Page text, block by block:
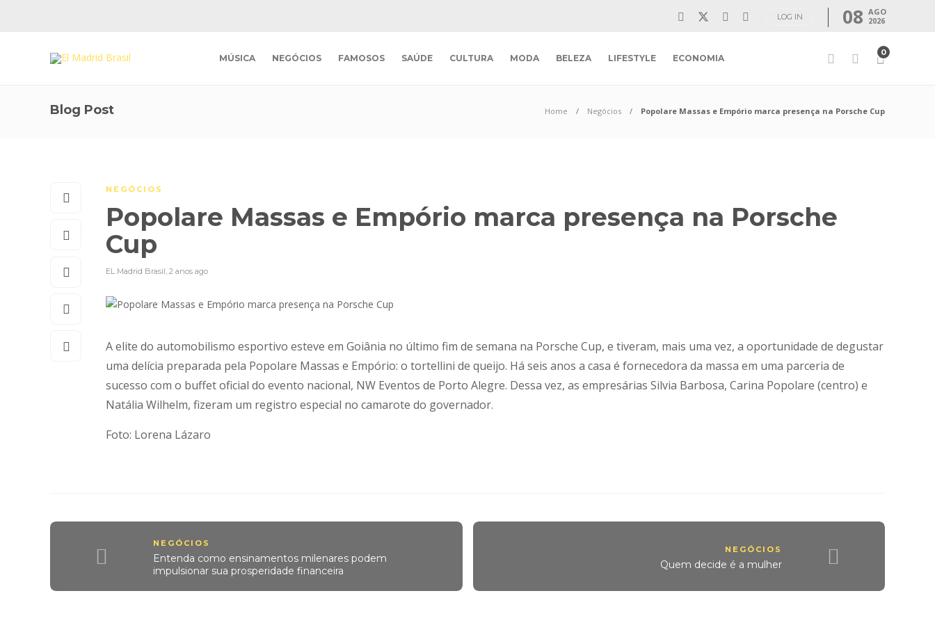
LOG IN 08 AGO
2026
MÚSICA NEGÓCIOS FAMOSOS SAÚDE CULTURA MODA BELEZA LIFESTYLE ECONOMIA
0
Blog Post Home Negócios Popolare Massas e Empório marca presença na Porsche Cup
NEGÓCIOS
Popolare Massas e Empório marca presença na Porsche
Cup
EL Madrid Brasil, 2 anos ago
A elite do automobilismo esportivo esteve em Goiânia no último fim de semana na Porsche Cup, e tiveram, mais uma vez, a oportunidade de degustar
uma delícia preparada pela Popolare Massas e Empório: o tortellini de queijo. Há seis anos a casa é fornecedora da massa em uma parceria de
sucesso com o buffet oficial do evento nacional, NW Eventos de Porto Alegre. Dessa vez, as empresárias Silvia Barbosa, Carina Popolare (centro) e
Natália Wilhelm, fizeram um registro especial no camarote do governador.
Foto: Lorena Lázaro
NEGÓCIOS
Entenda como ensinamentos milenares podem
impulsionar sua prosperidade financeira
NEGÓCIOS
Quem decide é a mulher